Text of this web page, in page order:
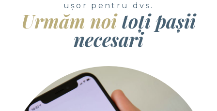
ușor pentru dvs.
Urmăm noitoți pașii
necesari